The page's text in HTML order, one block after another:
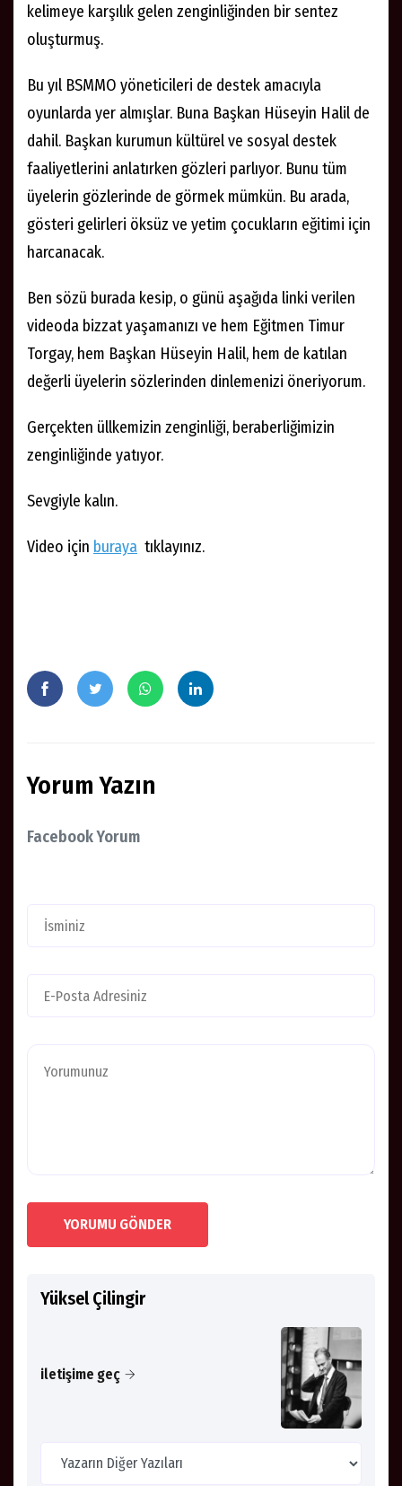
kelimeye karşılık gelen zenginliğinden bir sentez
oluşturmuş.
Bu yıl BSMMO yöneticileri de destek amacıyla
oyunlarda yer almışlar. Buna Başkan Hüseyin Halil de
dahil. Başkan kurumun kültürel ve sosyal destek
faaliyetlerini anlatırken gözleri parlıyor. Bunu tüm
üyelerin gözlerinde de görmek mümkün. Bu arada,
gösteri gelirleri öksüz ve yetim çocukların eğitimi için
harcanacak.
Ben sözü burada kesip, o günü aşağıda linki verilen
videoda bizzat yaşamanızı ve hem Eğitmen Timur
Torgay, hem Başkan Hüseyin Halil, hem de katılan
değerli üyelerin sözlerinden dinlemenizi öneriyorum.
Gerçekten üllkemizin zenginliği, beraberliğimizin
zenginliğinde yatıyor.
Sevgiyle kalın.
Video için buraya tıklayınız.
Yorum Yazın
Facebook Yorum
YORUMU GÖNDER
Yüksel Çilingir
iletişime geç